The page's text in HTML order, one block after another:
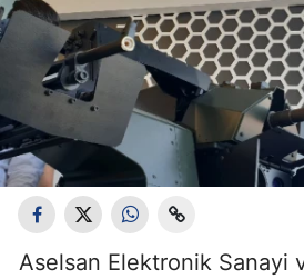
Aselsan Elektronik Sanayi